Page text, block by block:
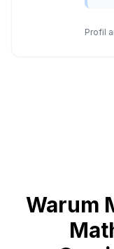
Profil
Warum